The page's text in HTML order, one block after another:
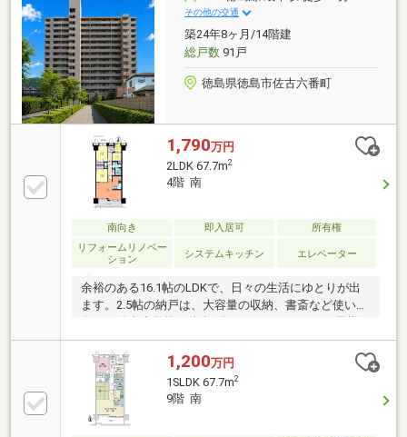
分）・ファミリーマート前川町店315ｍ（徒歩約3
分）・コスモス北佐古店894ｍ（徒歩約11分）・マル
ナカ佐古店975m（徒歩約12分）
その他の交通
築24年8ヶ月/14階建
総戸数91戸
徳島県徳島市佐古六番町
1,790万円
2LDK 67.7m2
4階 南
南向き 即入居可
所有権
リフォームリノベー
ション
システムキッチン エレベーター
余裕のある16.1帖のLDKで、日々の生活にゆとりが出
ます。2.5帖の納戸は、大容量の収納、書斎など使い方
の通学も便利です。【周辺施設】・佐古小学校490ｍ
（徒歩7分）・城西中学校820ｍ（徒歩11分）・スカイ
マート佐古店849ｍ（徒歩11分）・ハローズ佐古店
1134ｍ（徒歩15分）・ローソン徳島佐古六番町店100
ｍ（徒歩2分）※売買価格は消費税込です。※家具は売
買価格に含まれておりません。
1,200万円
1SLDK 67.7m2
9階 南